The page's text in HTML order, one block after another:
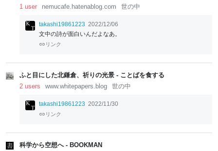
1 user nemucafe.hatenablog.com 世の中
takashi19861223 2022/12/06
文中の詩が面白いんだよなあ。
リンク
ふと目にした北鎌倉、祈りの光景 - ことばを食する
2 users
www.whitepapers.blog 世の中
takashi19861223 2022/11/30
リンク
科学から空想へ - BOOKMAN